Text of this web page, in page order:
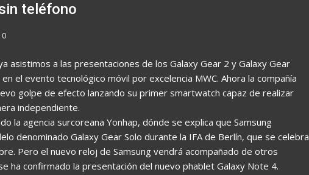
teléfono
0
asistimos a las presentaciones de los Galaxy Gear 2 y Galaxy Gear
el evento tecnológico móvil por excelencia MWC. Ahora la compañía
golpe de efecto lanzando su primer smartwatch capaz de realizar
independiente.
la agencia surcoreana Yonhap, dónde se explica que Samsung
denominado Galaxy Gear Solo durante la IFA de Berlín, que se celebra
Pero el nuevo reloj de Samsung vendrá acompañado de otros
ha confirmado la presentación del nuevo phablet Galaxy Note 4.